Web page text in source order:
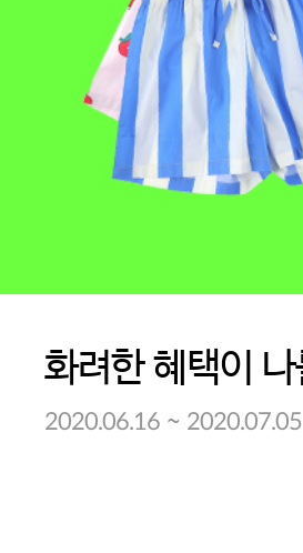
2020.06.16 ~ 2020.07.05